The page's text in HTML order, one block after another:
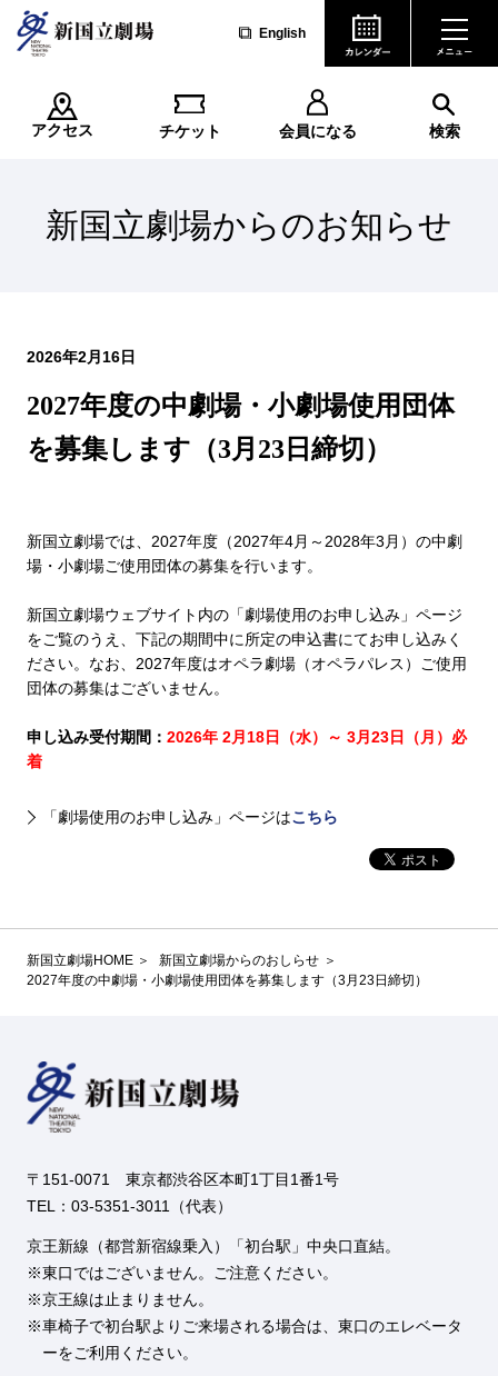
English
アクセス チケット 会員になる 検索
新国立劇場からのお知らせ
2026年2月16日
2027年度の中劇場・小劇場使用団体
を募集します（3月23日締切）
新国立劇場では、2027年度（2027年4月～2028年3月）の中劇
場・小劇場ご使用団体の募集を行います。
新国立劇場ウェブサイト内の「劇場使用のお申し込み」ページ
をご覧のうえ、下記の期間中に所定の申込書にてお申し込みく
ださい。なお、2027年度はオペラ劇場（オペラパレス）ご使用
団体の募集はございません。
申し込み受付期間： 2026年 2月18日（水）～ 3月23日（月）必
着
「劇場使用のお申し込み」ページはこちら
新国立劇場HOME
新国立劇場からのおしらせ
2027年度の中劇場・小劇場使用団体を募集します（3月23日締切）
〒151-0071 東京都渋谷区本町1丁目1番1号
TEL：03-5351-3011（代表）
京王新線（都営新宿線乗入）「初台駅」中央口直結。
東口ではございません。ご注意ください。
京王線は止まりません。
車椅子で初台駅よりご来場される場合は、東口のエレベータ
ーをご利用ください。